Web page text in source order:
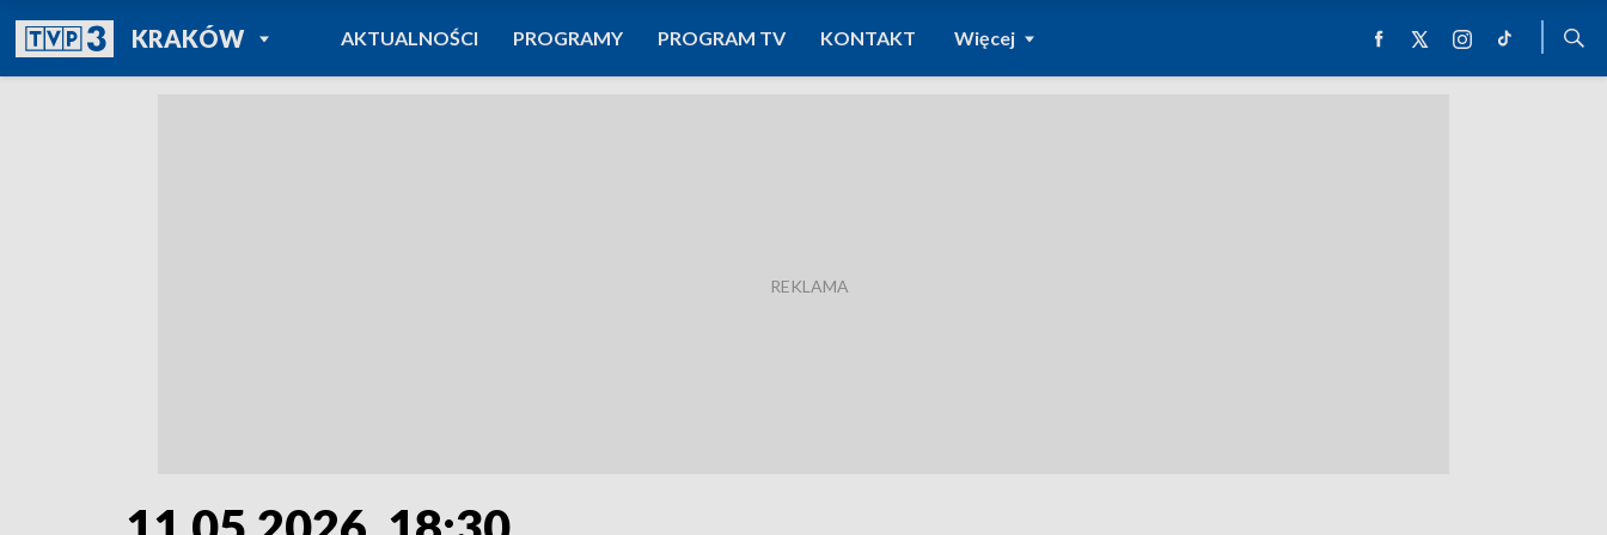
KRAKÓWPOWRÓT DO
TVP REGIONY
AKTUALNOŚCI PROGRAMY PROGRAM TV KONTAKT Więcej